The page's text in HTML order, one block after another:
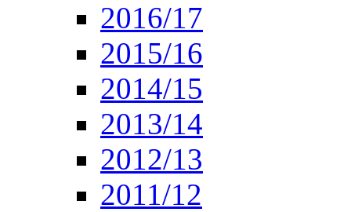
2016/17
2015/16
2014/15
2013/14
2012/13
2011/12